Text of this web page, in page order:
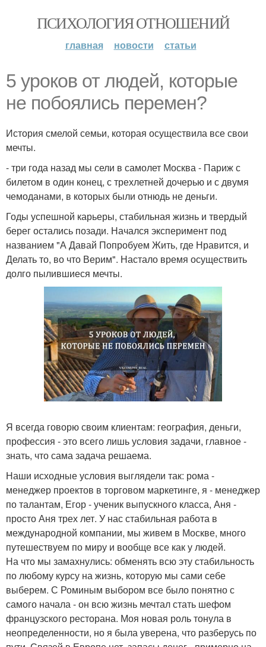
ПСИХОЛОГИЯ ОТНОШЕНИЙ
главная новости статьи
5 уроков от людей, которые
не побоялись перемен?
История смелой семьи, которая осуществила все свои
мечты.
- три года назад мы сели в самолет Москва - Париж с
билетом в один конец, с трехлетней дочерью и с двумя
чемоданами, в которых были отнюдь не деньги.
Годы успешной карьеры, стабильная жизнь и твердый
берег остались позади. Начался эксперимент под
названием "А Давай Попробуем Жить, где Нравится, и
Делать то, во что Верим". Настало время осуществить
долго пылившиеся мечты.
Я всегда говорю своим клиентам: география, деньги,
профессия - это всего лишь условия задачи, главное -
знать, что сама задача решаема.
Наши исходные условия выглядели так: рома -
менеджер проектов в торговом маркетинге, я - менеджер
по талантам, Егор - ученик выпускного класса, Аня -
просто Аня трех лет. У нас стабильная работа в
международной компании, мы живем в Москве, много
путешествуем по миру и вообще все как у людей.
На что мы замахнулись: обменять всю эту стабильность
по любому курсу на жизнь, которую мы сами себе
выберем. С Роминым выбором все было понятно с
самого начала - он всю жизнь мечтал стать шефом
французского ресторана. Моя новая роль тонула в
неопределенности, но я была уверена, что разберусь по